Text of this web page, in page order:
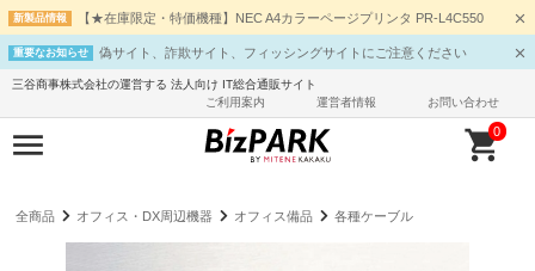
新製品情報 【★在庫限定・特価機種】NEC A4カラーページプリンタ PR-L4C550
重要なお知らせ 偽サイト、詐欺サイト、フィッシングサイトにご注意ください
三谷商事株式会社の運営する 法人向け IT総合通販サイト
ご利用案内
運営者情報 お問い合わせ
0
全商品 オフィス・DX周辺機器 オフィス備品 各種ケーブル